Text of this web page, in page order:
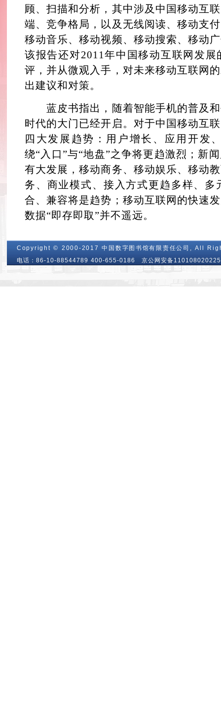
顾、扫描和分析，其中涉及中国移动互
端、竞争格局，以及无线阅读、移动支
移动音乐、移动视频、移动搜索、移动
该报告还对2011年中国移动互联网发
评，并从微观入手，对未来移动互联网
出建议和对策。
蓝皮书指出，随着智能手机的普及和
时代的大门已经开启。对于中国移动互
四大发展趋势：用户增长、应用开发
绕“入口”与“地盘”之争将更趋激烈；新
有大发展，移动商务、移动娱乐、移动
务、商业模式、接入方式更趋多样、
合、兼容将是趋势；移动互联网的快速
数据“即存即取”并不遥远。
Copyright © 2000-2017 中国数字图书馆有限责任公司, All
电话：86-10-88544789 400-655-0186 京公网安备